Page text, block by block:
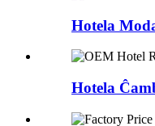
Hotela
Hotela